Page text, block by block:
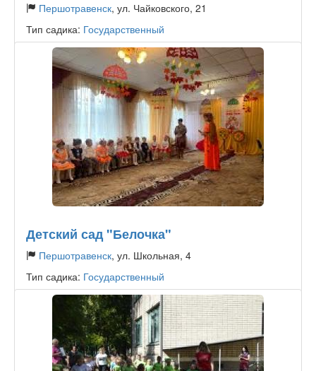
Першотравенск, ул. Чайковского, 21
Тип садика: Государственный
Детский сад "Белочка"
Першотравенск, ул. Школьная, 4
Тип садика: Государственный